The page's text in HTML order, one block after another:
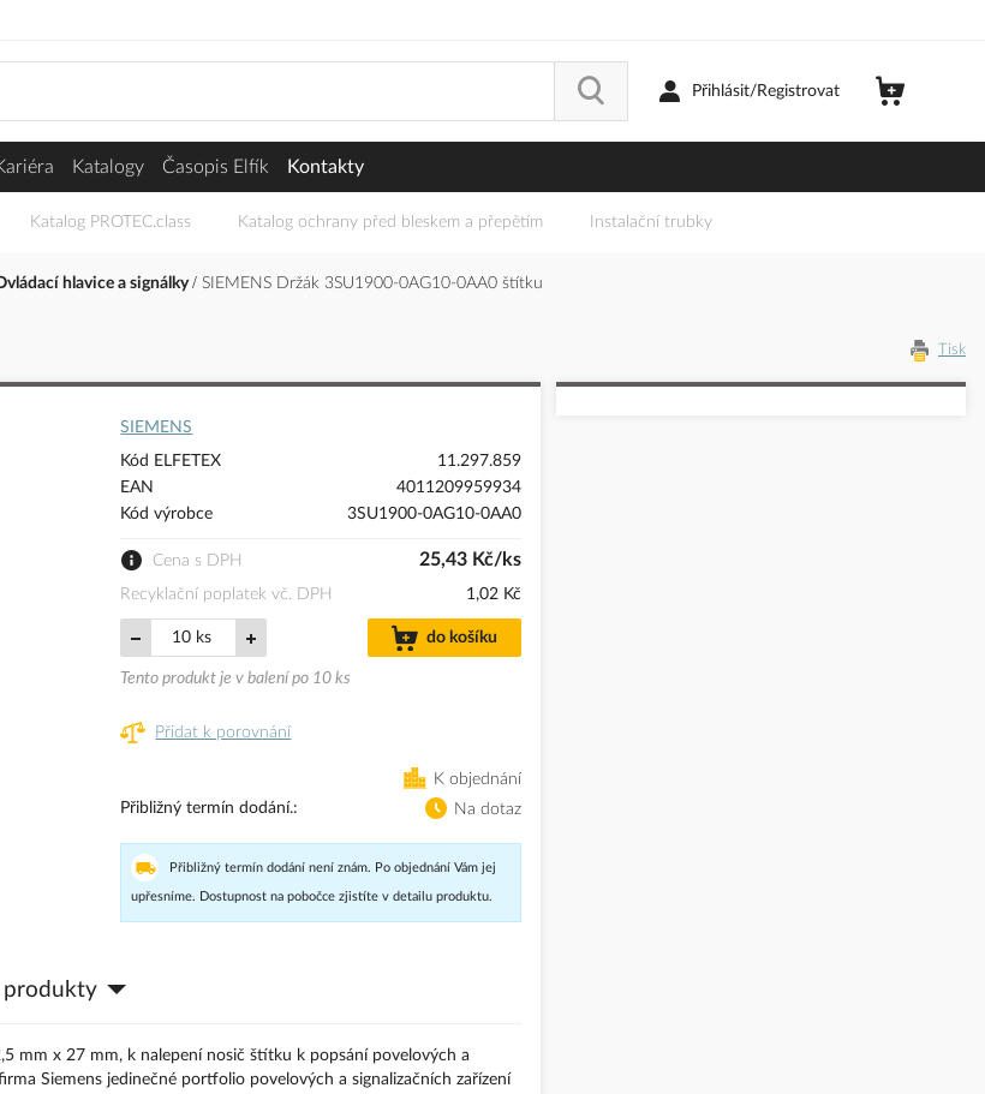
Přihlásit/Registrovat
Katalogy Časopis Elfík Kontakty
Katalog PROTEC.class Katalog ochrany před bleskem a přepětím Instalační trubky
hlavice a signálky SIEMENS Držák 3SU1900-0AG10-0AA0 štítku
Tisk
SIEMENS
Kód ELFETEX
11.297.859
EAN
4011209959934
Kód výrobce
3SU1900-0AG10-0AA0
Cena s DPH 25,43 Kč/ks
Recyklační poplatek vč. DPH 1,02 Kč
ks do košíku
Tento produkt je v balení po 10 ks
Přidat k porovnání
K objednání
Přibližný termín dodání.
Na dotaz
Přibližný termín dodání není znám. Po objednání Vám jej
upřesníme. Dostupnost na pobočce zjistíte v detailu produktu.
produkty
mm x 27 mm, k nalepení nosič štítku k popsání povelových a
Siemens jedinečné portfolio povelových a signalizačních zařízení